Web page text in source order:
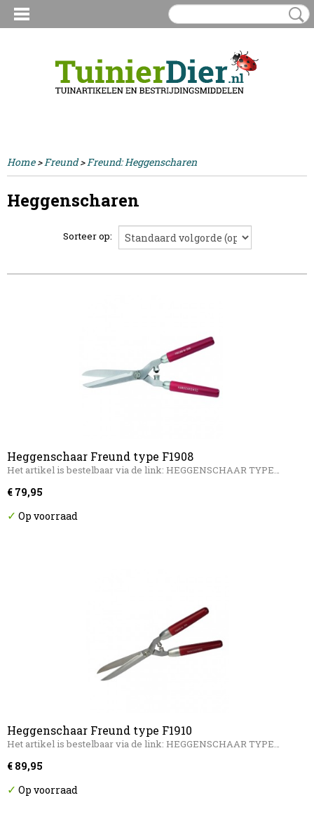
Home>Freund>Freund: Heggenscharen
Heggenscharen
Sorteer op:
Heggenschaar Freund type F1908
Het artikel is bestelbaar via de link: HEGGENSCHAAR TYPE…
€ 79,95
✓ Op voorraad
Heggenschaar Freund type F1910
Het artikel is bestelbaar via de link: HEGGENSCHAAR TYPE…
€ 89,95
✓ Op voorraad